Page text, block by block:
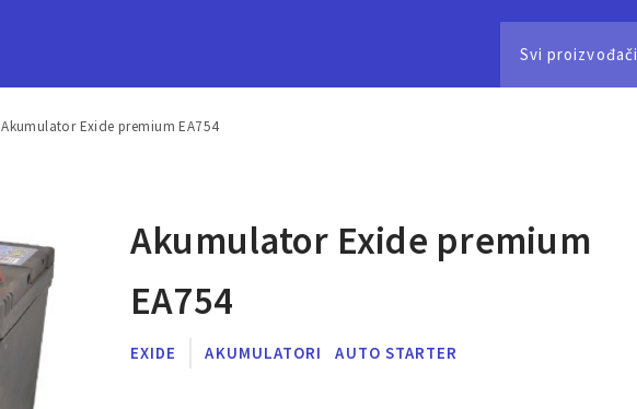
Svi proizvođači
Akumulator Exide premium EA754
Akumulator Exide premium
EA754
EXIDE AKUMULATORI AUTO STARTER